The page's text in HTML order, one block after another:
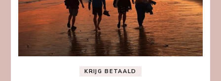
KRIJG BETAALD